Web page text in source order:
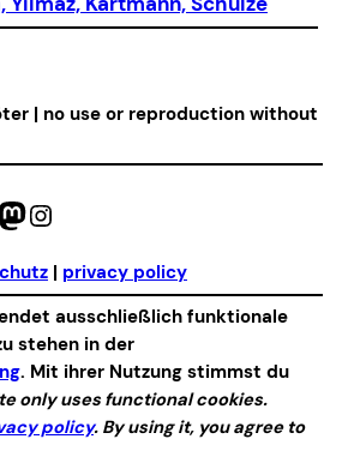
| no use or reproduction without
Instagram
| privacy policy
ausschließlich funktionale
stehen in der
. Mit ihrer Nutzung stimmst du
only uses functional cookies.
policy. By using it, you agree to